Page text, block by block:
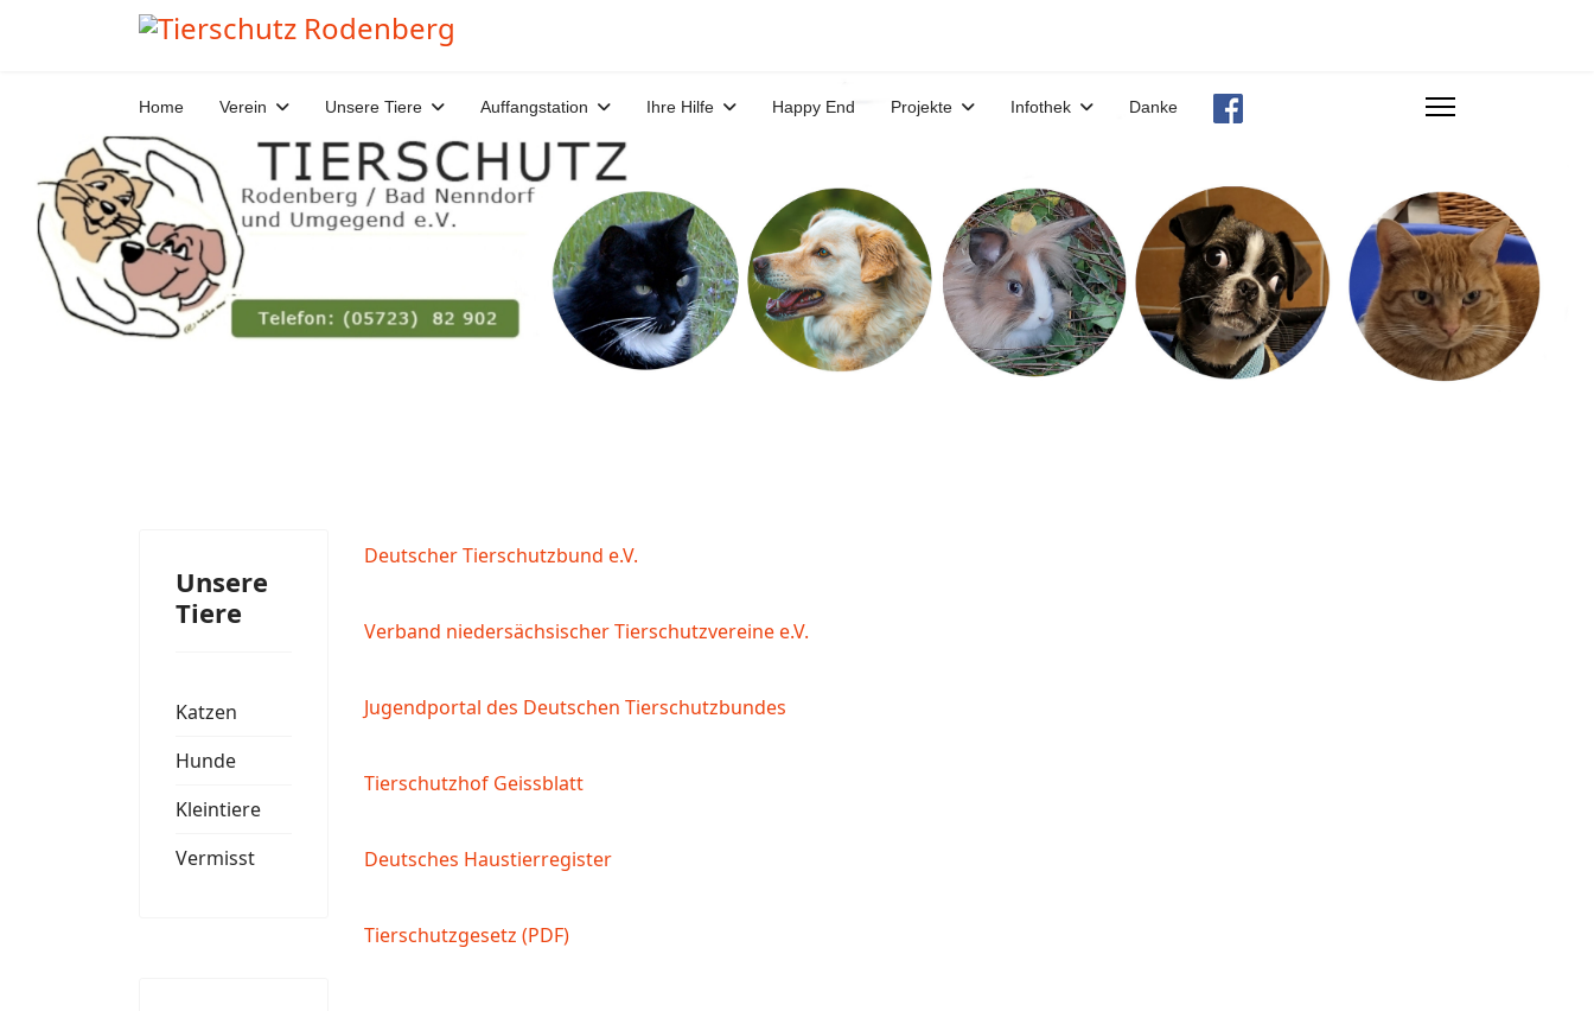
Home Verein Unsere Tiere Auffangstation Ihre Hilfe Happy End Projekte Infothek Danke
Unsere
Tiere
Katzen
Hunde
Kleintiere
Vermisst
Deutscher Tierschutzbund e.V.
Verband niedersächsischer Tierschutzvereine e.V.
Jugendportal des Deutschen Tierschutzbundes
Tierschutzhof Geissblatt
Deutsches Haustierregister
Tierschutzgesetz (PDF)